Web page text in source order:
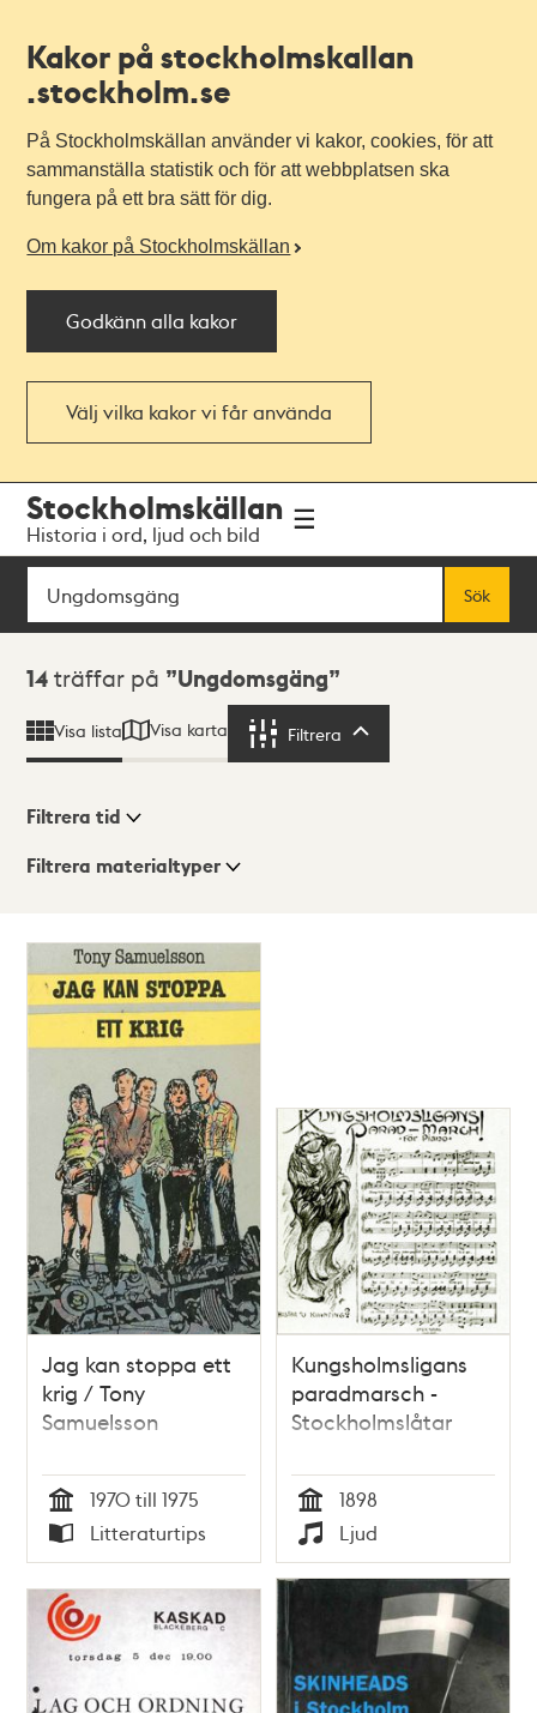
Kakor på stockholmskallan
.stockholm.se
På Stockholmskällan använder vi kakor, cookies, för att
sammanställa statistik och för att webbplatsen ska
fungera på ett bra sätt för dig.
Om kakor på Stockholmskällan
Godkänn alla kakor
Välj vilka kakor vi får använda
navigationen
huvudinnehållet
Stockholmskällan
Historia i ord, ljud och bild
Sök
Sök
Sökresultat
14 träffar på Ungdomsgäng
Visa lista Visa karta Filtrera
Visningsläge
Lista
Karta
Filtrera tid
Filtrera materialtyper
Jag kan stoppa ett
krig / Tony
Samuelsson
Tid
1970 till 1975
Typ
Litteraturtips
Kungsholmsligans
paradmarsch -
Stockholmslåtar
Tid
1898
Typ
Ljud